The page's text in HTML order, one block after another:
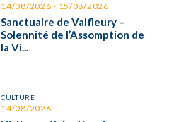
14/08/2026 - 15/08/2026
Sanctuaire de Valfleury –
Solennité de l’Assomption de
la Vi...
CULTURE
14/08/2026